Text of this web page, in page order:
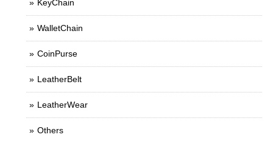
KeyChain
WalletChain
CoinPurse
LeatherBelt
LeatherWear
Others